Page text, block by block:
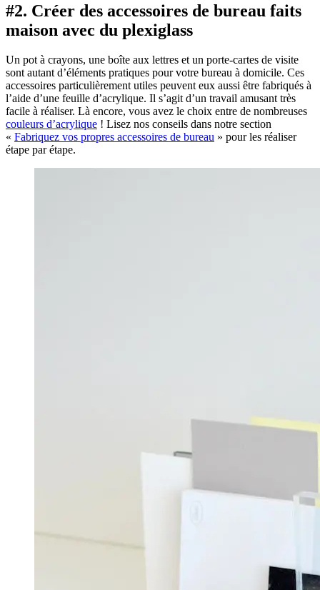
#2. Créer des accessoires de bureau faits
maison avec du plexiglass
Un pot à crayons, une boîte aux lettres et un porte-cartes de visite
sont autant d’éléments pratiques pour votre bureau à domicile. Ces
accessoires particulièrement utiles peuvent eux aussi être fabriqués à
l’aide d’une feuille d’acrylique. Il s’agit d’un travail amusant très
facile à réaliser. Là encore, vous avez le choix entre de nombreuses
couleurs d’acrylique ! Lisez nos conseils dans notre section
« Fabriquez vos propres accessoires de bureau » pour les réaliser
étape par étape.